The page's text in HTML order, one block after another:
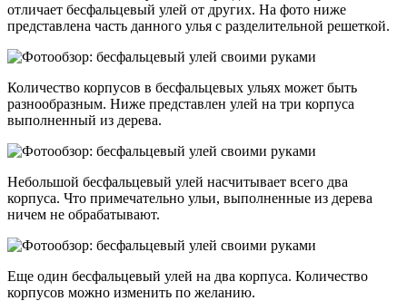
отличает бесфальцевый улей от других. На фото ниже
представлена часть данного улья с разделительной решеткой.
Количество корпусов в бесфальцевых ульях может быть
разнообразным. Ниже представлен улей на три корпуса
выполненный из дерева.
Небольшой бесфальцевый улей насчитывает всего два
корпуса. Что примечательно ульи, выполненные из дерева
ничем не обрабатывают.
Еще один бесфальцевый улей на два корпуса. Количество
корпусов можно изменить по желанию.